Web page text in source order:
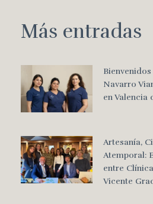
Más entradas
Navarro
en Valencia
Artesanía,
Atemporal:
entre
Vicente